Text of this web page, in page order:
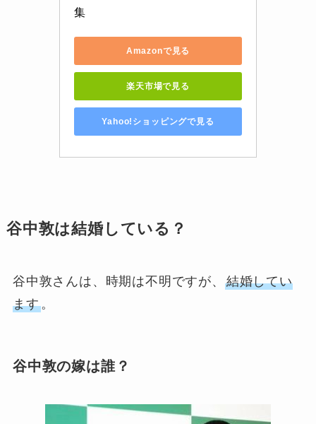
集
Amazonで見る
楽天市場で見る
Yahoo!ショッピングで見る
谷中敦は結婚している？
谷中敦さんは、時期は不明ですが、 結婚してい
ます。
谷中敦の嫁は誰？